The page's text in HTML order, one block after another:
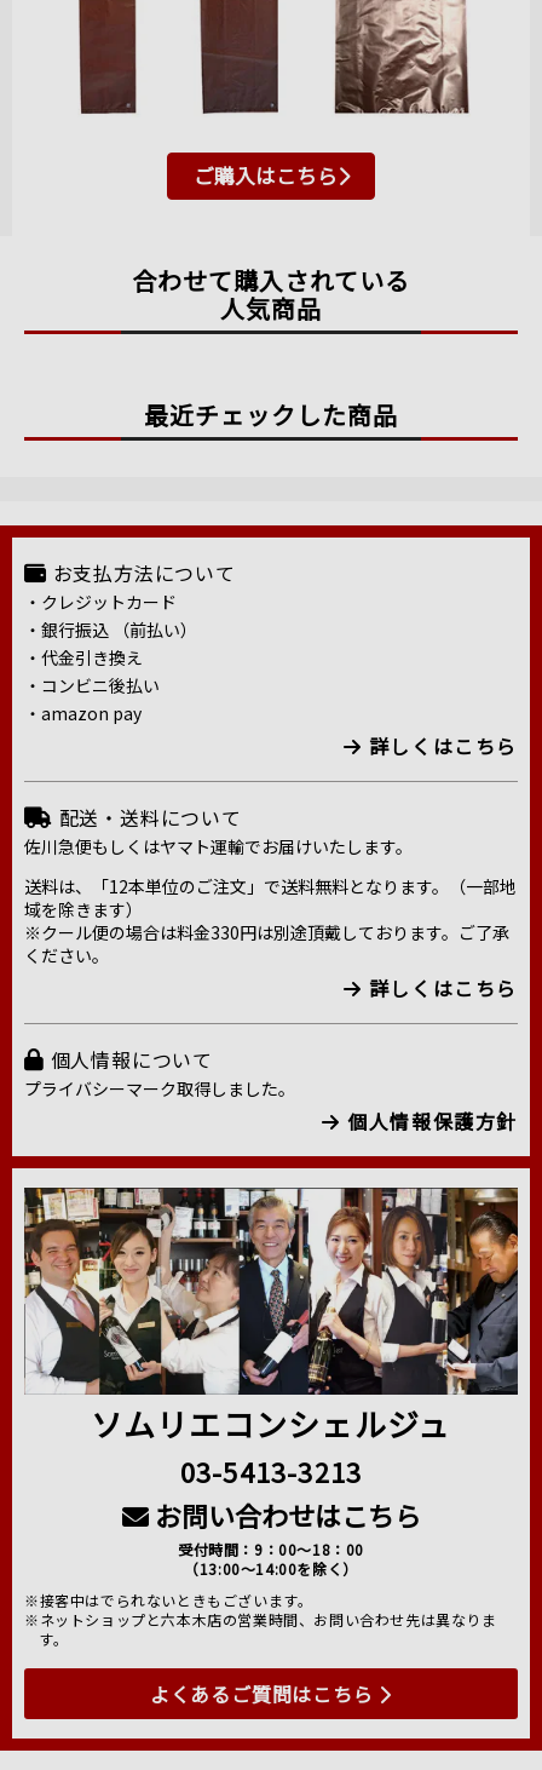
ご購入はこちら
合わせて購入されている
人気商品
最近チェックした商品
お支払方法について
・クレジットカード
・銀行振込 （前払い）
・代金引き換え
・コンビニ後払い
・amazon pay
詳しくはこちら
配送・送料について
佐川急便もしくはヤマト運輸でお届けいたします。
送料は、「12本単位のご注文」で送料無料となります。（一部地
域を除きます）
※クール便の場合は料金330円は別途頂戴しております。ご了承
ください。
詳しくはこちら
個人情報について
プライバシーマーク取得しました。
個人情報保護方針
ソムリエコンシェルジュ
03-5413-3213
お問い合わせはこちら
受付時間：9：00～18：00
（13:00～14:00を除く）
※接客中はでられないときもございます。
※ネットショップと六本木店の営業時間、お問い合わせ先は異なりま
す。
よくあるご質問はこちら